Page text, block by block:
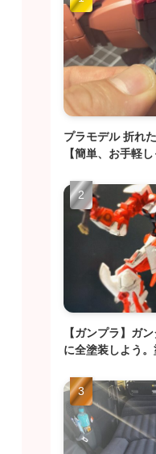
プラモデル 折れ
【簡単、お手軽
【ガンプラ】ガ
に全塗装しよう